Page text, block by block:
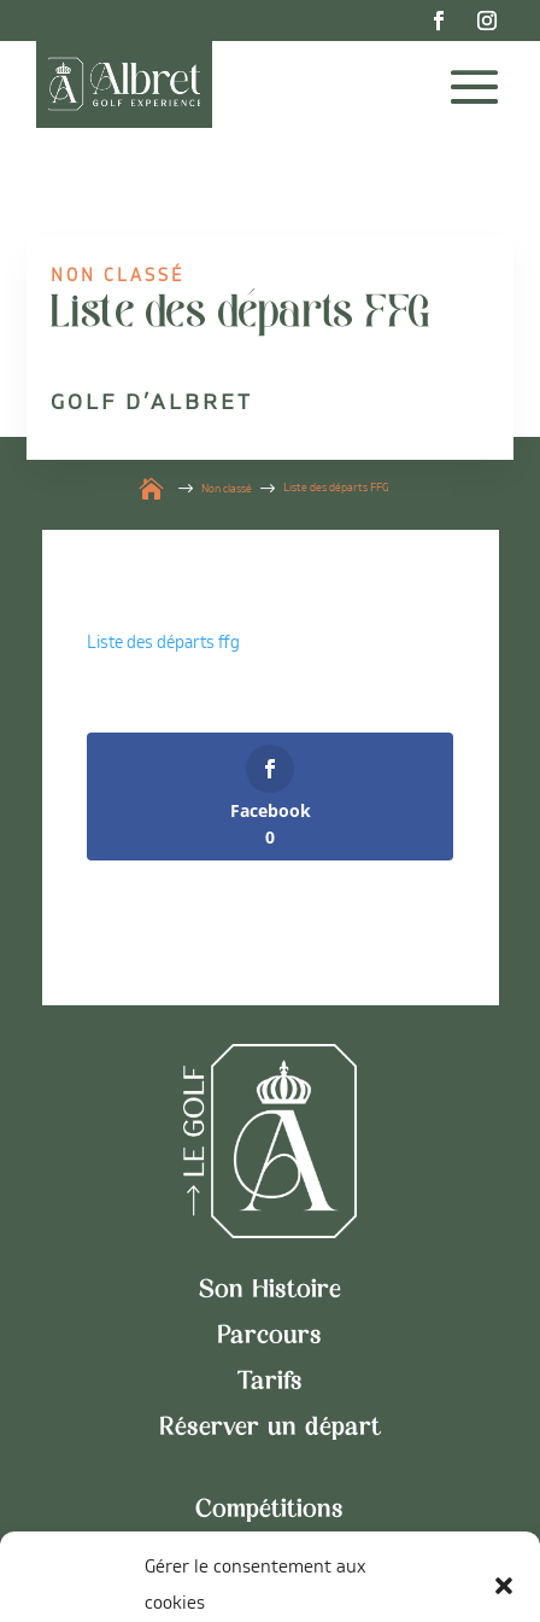
Gérer le consentement aux
cookies
NON CLASSÉ
Liste des départs FFG
GOLF D’ALBRET
 Non classé Liste des départs FFG
Liste des départs ffg
Facebook
0
Son Histoire
Parcours
Tarifs
Réserver un départ
Compétitions
Académie